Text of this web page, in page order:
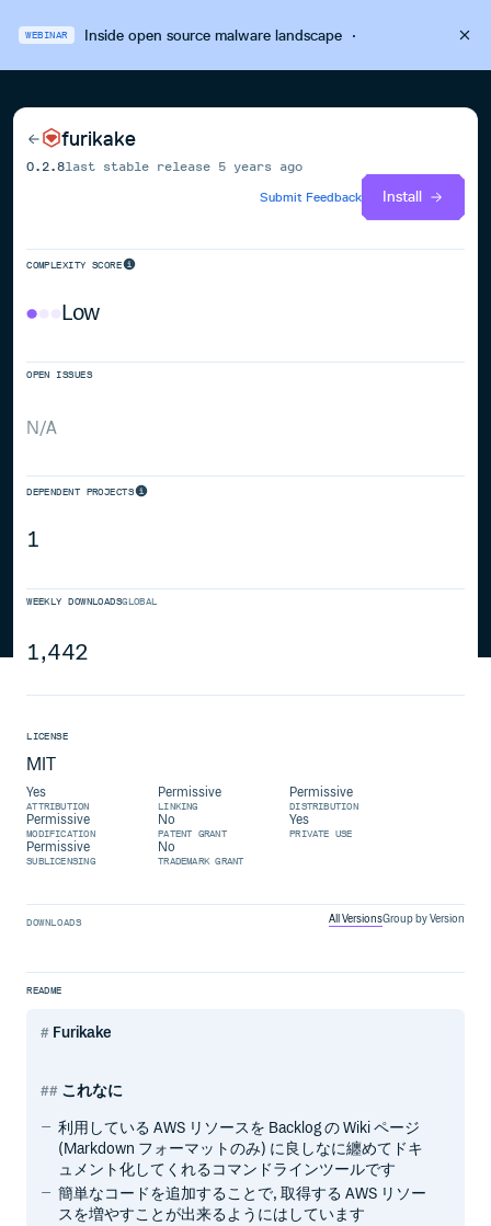
WEBINAR Inside open source malware landscape·
furikake
0.2.8last stable release 5 years ago
Submit Feedback
Install
COMPLEXITY SCORE
Low
OPEN ISSUES
N/A
DEPENDENT PROJECTS
1
WEEKLY DOWNLOADSGLOBAL
1,442
LICENSE
MIT
Yes
ATTRIBUTION
Permissive
LINKING
Permissive
DISTRIBUTION
Permissive
MODIFICATION
No
PATENT GRANT
Yes
PRIVATE USE
Permissive
SUBLICENSING
No
TRADEMARK GRANT
DOWNLOADS All VersionsGroup by Version
README
Furikake
これなに
利用している AWS リソースを Backlog の Wiki ページ
(Markdown フォーマットのみ) に良しなに纏めてドキ
ュメント化してくれるコマンドラインツールです
簡単なコードを追加することで, 取得する AWS リソー
スを増やすことが出来るようにはしています